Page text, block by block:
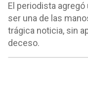
El periodista
ser una de las
trágica noticia, sin
deceso.